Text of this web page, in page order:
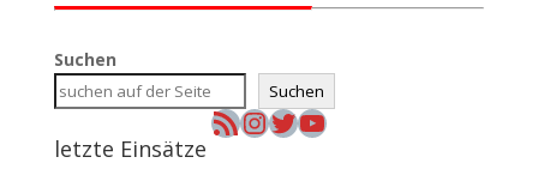
Suchen
Suchen
RSS-FeedInstagram
Twitter
YouTube
letzte Einsätze